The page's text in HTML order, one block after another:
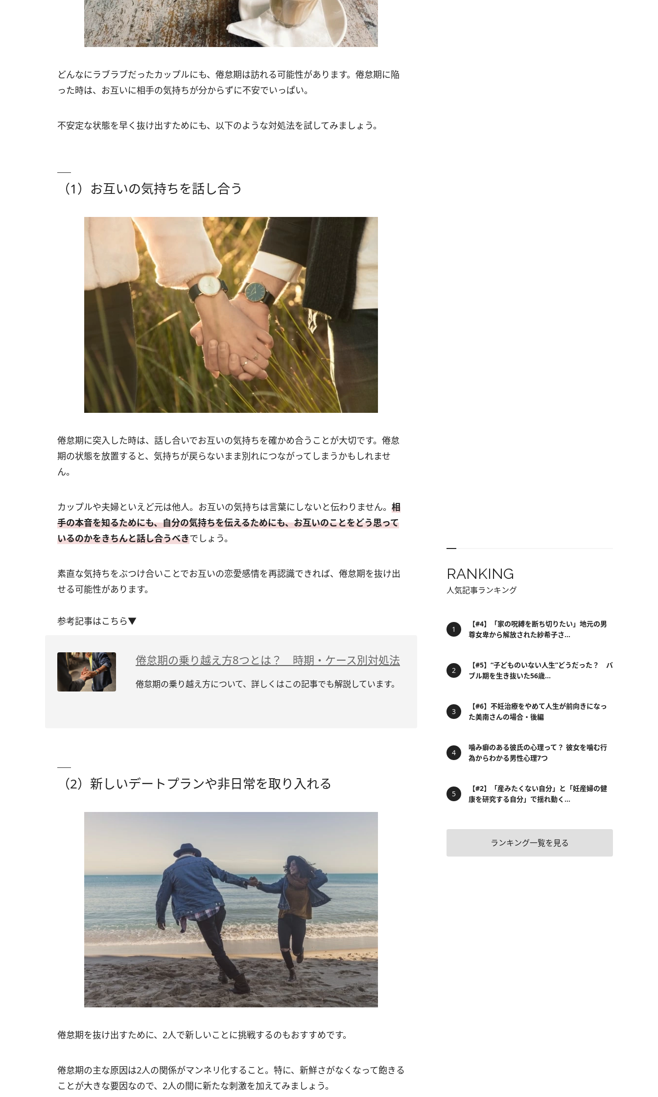
どんなにラブラブだったカップルにも、倦怠期は訪れる可能性があります。倦怠期に陥
った時は、お互いに相手の気持ちが分からずに不安でいっぱい。
不安定な状態を早く抜け出すためにも、以下のような対処法を試してみましょう。
（1）お互いの気持ちを話し合う
倦怠期に突入した時は、話し合いでお互いの気持ちを確かめ合うことが大切です。倦怠
期の状態を放置すると、気持ちが戻らないまま別れにつながってしまうかもしれませ
ん。
カップルや夫婦といえど元は他人。お互いの気持ちは言葉にしないと伝わりません。 相
手の本音を知るためにも、自分の気持ちを伝えるためにも、お互いのことをどう思って
いるのかをきちんと話し合うべきでしょう。
素直な気持ちをぶつけ合いことでお互いの恋愛感情を再認識できれば、倦怠期を抜け出
せる可能性があります。
参考記事はこちら▼
倦怠期の乗り越え方8つとは？ 時期・ケース別対処法
倦怠期の乗り越え方について、詳しくはこの記事でも解説しています。
（2）新しいデートプランや非日常を取り入れる
倦怠期を抜け出すために、2人で新しいことに挑戦するのもおすすめです。
倦怠期の主な原因は2人の関係がマンネリ化すること。特に、新鮮さがなくなって飽きる
ことが大きな要因なので、2人の間に新たな刺激を加えてみましょう。
RANKING
人気記事ランキング
【#4】「家の呪縛を断ち切りたい」地元の男
尊女卑から解放された紗希子さ...
【#5】“子どものいない人生”どうだった？ バ
ブル期を生き抜いた56歳...
【#6】不妊治療をやめて人生が前向きになっ
た美南さんの場合・後編
噛み癖のある彼氏の心理って？ 彼女を噛む行
為からわかる男性心理7つ
【#2】「産みたくない自分」と「妊産婦の健
康を研究する自分」で揺れ動く...
ランキング一覧を見る